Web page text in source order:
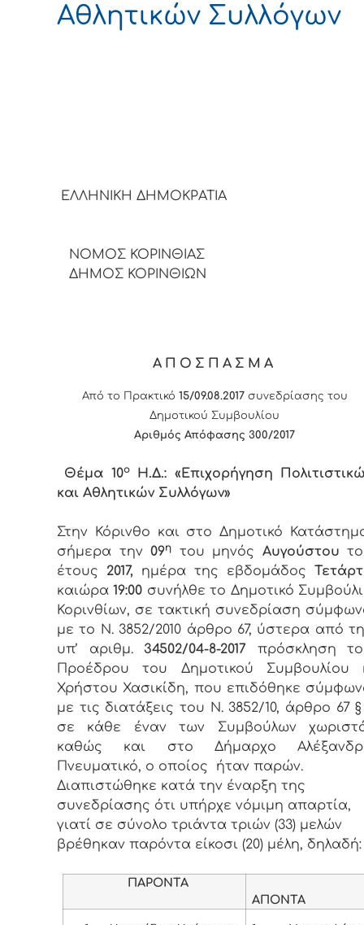
Αθλητικών Συλλόγων
ΕΛΛΗΝΙΚΗ
ΝΟΜΟΣ ΚΟΡΙΝΘΙΑΣ
ΔΗΜΟΣ ΚΟΡΙΝΘΙΩΝ
ΑΠΟΣΠΑΣΜΑ
Από το Πρακτικό 15/09.08.2017συνεδρίασης του
Δημοτικού Συμβουλίου
Αριθμός Απόφασης 300/2017
Θέμα 10οΗ.Δ.: «Επιχορήγηση
και Αθλητικών Συλλόγων»
Στην Κόρινθο και στο Δημοτικό
σήμερα την 09η του μηνός Αυγούστου
έτους 2017, ημέρα της εβδομάδος
καιώρα19:00 συνήλθε το Δημοτικό
Κορινθίων, σε τακτική συνεδρίαση
με το Ν. 3852/2010 άρθρο 67, ύστερα από
υπ’ αριθμ. 34502/04-8-2017 πρόσκληση
Προέδρου του Δημοτικού Συμβουλίου
Χρήστου Χασικίδη, που επιδόθηκε
με τις διατάξεις του Ν. 3852/10, άρθρο 67 §
σε κάθε έναν των Συμβούλων
καθώς και στο Δήμαρχο
Πνευματικό, ο οποίος ήταν παρών.
Διαπιστώθηκε κατά την έναρξη της
συνεδρίασης ότι υπήρχε νόμιμη απαρτία,
γιατί σε σύνολο τριάντα τριών (33) μελών
βρέθηκαν παρόντα είκοσι (20) μέλη, δηλαδή:
ΠΑΡΟΝΤΑ
ΑΠΟΝΤΑ